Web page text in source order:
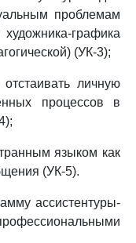
проблемам
графика
(УК-3);
личную
процессов в
языком как
(УК-5).
ассистентуры-